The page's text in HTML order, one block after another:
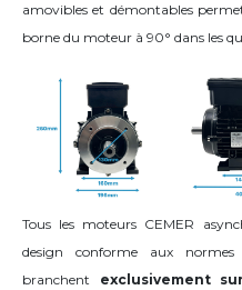
amovibles et démontables
borne du moteur à 90° dans les
Tous les moteurs CEMER
design conforme aux
branchent exclusivement